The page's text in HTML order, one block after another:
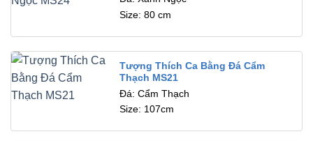
Size: 80 cm
Tượng Thích Ca Bằng Đá Cẩm
Thạch MS21
Đá: Cẩm Thạch
Size: 107cm